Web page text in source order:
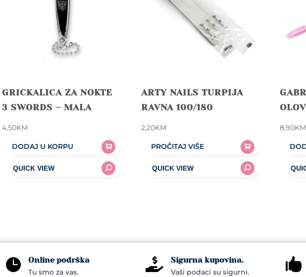
GRICKALICA ZA NOKTE
3 SWORDS – MALA
4,50KM
DODAJ U KORPU
ARTY NAILS TURPIJA
RAVNA 100/180
2,20KM
PROČITAJ VIŠE
8,90KM
 Online podrška
Tu smo za vas.  Sigurna kupovina.
Vaši podaci su sigurni. 